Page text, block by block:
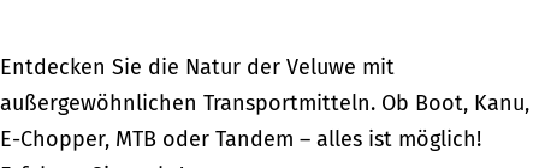
w
e
g
k
e
i
A
u
s
Entdecken Sie die Natur der Veluwe mit
außergewöhnlichen Transportmitteln. Ob Boot, Kanu,
E-Chopper, MTB oder Tandem – alles ist möglich!